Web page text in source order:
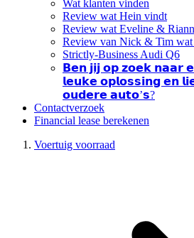
Wat klanten vinden
Review wat Hein vindt
Review wat Eveline &
Review van Nick & Tim
Strictly-Business Audi Q6
𝗕𝗲𝗻 𝗷𝗶𝗷 𝗼𝗽 𝘇𝗼𝗲𝗸 𝗻𝗮𝗮𝗿
𝗹𝗲𝘂𝗸𝗲 𝗼𝗽𝗹𝗼𝘀𝘀𝗶𝗻𝗴 𝗲𝗻
𝗼𝘂𝗱𝗲𝗿𝗲 𝗮𝘂𝘁𝗼’𝘀?
Contactverzoek
Financial lease berekenen
Voertuig voorraad